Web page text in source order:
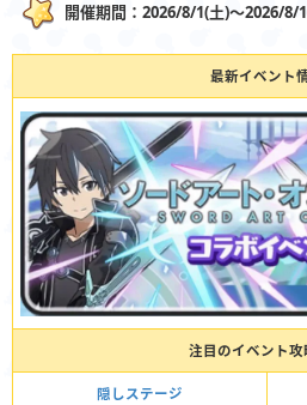
開催期間：2026/8/1(土)〜2026/8/
最新イベント
注目のイベント攻
隠しステージ